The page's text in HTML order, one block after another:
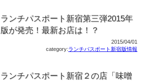
ランチパスポート新宿第三弾2015年
版が発売！最新お店は！？
2015/04/01
category:ランチパスポート新宿版情報
ランチパスポート新宿２の店「味噌